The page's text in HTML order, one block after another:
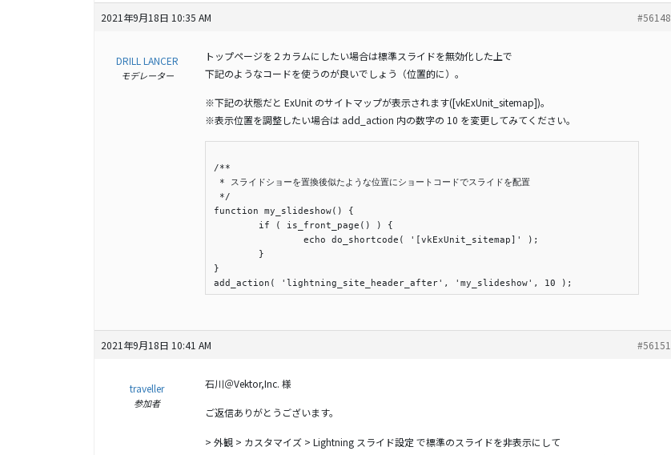
2021年9月18日 10:35 AM #56148
DRILL LANCER
モデレーター
トップページを２カラムにしたい場合は標準スライドを無効化した上で
下記のようなコードを使うのが良いでしょう（位置的に）。
※下記の状態だと ExUnit のサイトマップが表示されます([vkExUnit_sitemap])。
※表示位置を調整したい場合は add_action 内の数字の 10 を変更してみてください。
/**
* スライドショーを置換後似たような位置にショートコードでスライドを配置
*/
function my_slideshow() {
}
2021年9月18日 10:41 AM #56151
traveller
参加者
石川＠Vektor,Inc. 様
ご返信ありがとうございます。
> 外観 > カスタマイズ > Lightning スライド設定 で標準のスライドを非表示にして